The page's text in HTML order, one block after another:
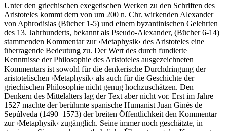
Unter den griechischen exegetischen Werken zu den Schriften des
Aristoteles kommt dem von um 200 n. Chr. wirkenden Alexander
von Aphrodisias (Bücher 1-5) und einem byzantinischen Gelehrten
des 13. Jahrhunderts, bekannt als Pseudo-Alexander, (Bücher 6-14)
stammenden Kommentar zur ›Metaphysik‹ des Aristoteles eine
überragende Bedeutung zu. Der Wert des durch fundierte
Kenntnisse der Philosophie des Aristoteles ausgezeichneten
Kommentars ist sowohl für die denkerische Durchdringung der
aristotelischen ›Metaphysik‹ als auch für die Geschichte der
griechischen Philosophie nicht genug hochzuschätzen. Den
Denkern des Mittelalters lag der Text aber nicht vor. Erst im Jahre
1527 machte der berühmte spanische Humanist Juan Ginés de
Sepúlveda (1490–1573) der breiten Öffentlichkeit den Kommentar
zur ›Metaphysik‹ zugänglich. Seine immer noch geschätzte, in